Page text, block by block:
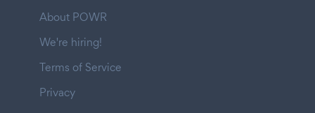
About POWR
We're hiring!
Terms of Service
Privacy